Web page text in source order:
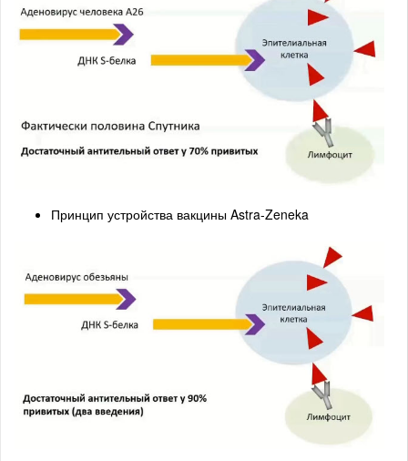
Принцип устройства вакцины Astra-Zeneka